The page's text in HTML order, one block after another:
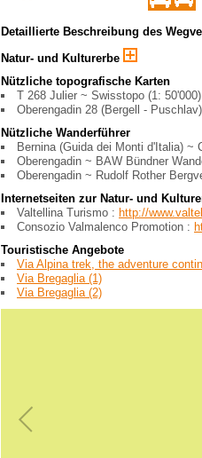
Detaillierte Beschreibung des
Natur- und Kulturerbe
Nützliche topografische Karten
T 268 Julier ~ Swisstopo (1: 50'000)
Oberengadin 28 (Bergell -
Nützliche Wanderführer
Bernina (Guida dei Monti d'Italia) ~
Oberengadin ~ BAW Bündner
Oberengadin ~ Rudolf Rother
Internetseiten zur Natur- und
Valtellina Turismo : http://
Consozio Valmalenco Promotion :
Touristische Angebote
Via Alpina trek, the adventure
Via Bregaglia (1)
Via Bregaglia (2)